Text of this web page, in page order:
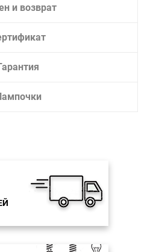
и возврат